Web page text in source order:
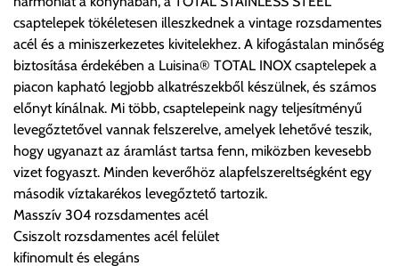
vásárolt árú figyelembevételével az önnek megfelelő szállítási
költséget válassza ki.
Amennyiben nem biztos választásában, vagy a program
automatikusan nem ajánl fel szállítási költséget, úgy válassza
a 0.- forintos szállítást, kollégáink megvizsgálják a vásárolt
termék adatait, majd visszaigazolják a szállítás költségét.
Ingyenes szállítási lehetőség nincs!
Egyes termékek súlyát a program nem ismeri, rendelés esetén
a központ igazolja vissza. Amennyiben a költséget az Ön által
gondoltnál magasabb értékben igazoljuk vissza, úgy a
visszaigazolástól számított 24 órán belül a terméket
lemondhatja, vagy kérheti a személyes átvételre való
csaptelepek tökéletesen illeszkednek a vintage rozsdamentes
acél és a miniszerkezetes kivitelekhez. A kifogástalan minőség
biztosítása érdekében a Luisina® TOTAL INOX csaptelepek a
piacon kapható legjobb alkatrészekből készülnek, és számos
előnyt kínálnak. Mi több, csaptelepeink nagy teljesítményű
levegőztetővel vannak felszerelve, amelyek lehetővé teszik,
hogy ugyanazt az áramlást tartsa fenn, miközben kevesebb
vizet fogyaszt. Minden keverőhöz alapfelszereltségként egy
második víztakarékos levegőztető tartozik.
Masszív 304 rozsdamentes acél
Csiszolt rozsdamentes acél felület
kifinomult és elegáns